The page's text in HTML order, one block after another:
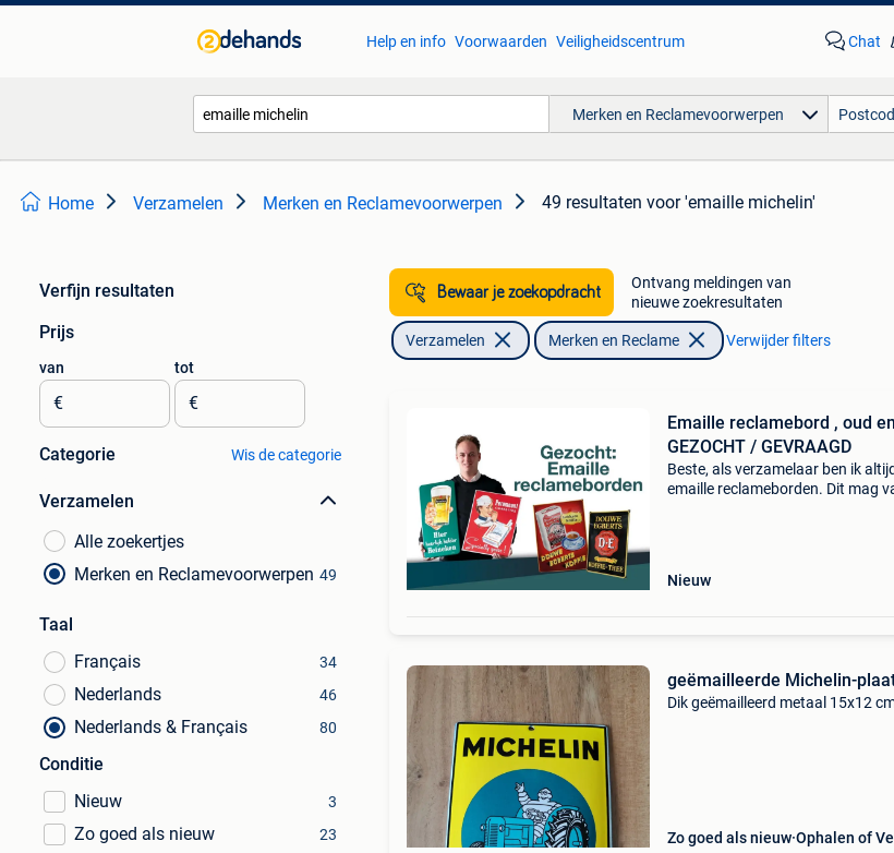
Help en info Voorwaarden Veiligheidscentrum Chat
Merken en Reclamevoorwerpen
Home Verzamelen Merken en Reclamevoorwerpen 49 resultaten voor 'emaille michelin'
Verfijn resultaten
Prijs
van
€
tot
€
Categorie Wis de categorie
Verzamelen
Alle zoekertjes
Merken en Reclamevoorwerpen 49
Taal
Français
34
Nederlands 46
Nederlands & Français 80
Conditie
Nieuw
3
Zo goed als nieuw 23
Bewaar je zoekopdracht
Ontvang meldingen van
nieuwe zoekresultaten
Verzamelen Merken en Reclame Verwijder filters
Emaille reclamebord , oud
GEZOCHT / GEVRAAGD
Beste, als verzamelaar ben ik
emaille reclameborden. Dit mag
Nieuw
geëmailleerde Michelin-
Dik geëmailleerd metaal 15x12
Zo goed als nieuw Ophalen of